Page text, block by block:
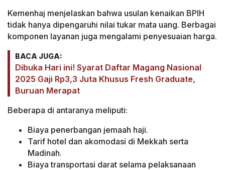
Kemenhaj menjelaskan bahwa usulan kenaikan BPIH
tidak hanya dipengaruhi nilai tukar mata uang. Berbagai
komponen layanan juga mengalami penyesuaian harga.
BACA JUGA:
Dibuka Hari ini! Syarat Daftar Magang Nasional
2025 Gaji Rp3,3 Juta Khusus Fresh Graduate,
Buruan Merapat
Beberapa di antaranya meliputi:
Biaya penerbangan jemaah haji.
Tarif hotel dan akomodasi di Mekkah serta
Madinah.
Biaya transportasi darat selama pelaksanaan